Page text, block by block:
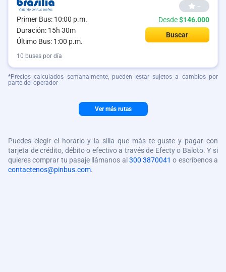
Primer Bus: 10:00 p.m.
Duración: 15h 30m
Último Bus: 1:00 p.m.
--
Desde$146.000
Buscar
10 buses por día
*Precios calculados semanalmente, pueden estar sujetos a cambios por
parte del operador
Ver más rutas
Puedes elegir el horario y la silla que más te guste y pagar con
tarjeta de crédito, débito o efectivo a través de Efecty o Baloto. Y si
quieres comprar tu pasaje llámanos al 300 3870041 o escríbenos a
contactenos@pinbus.com.